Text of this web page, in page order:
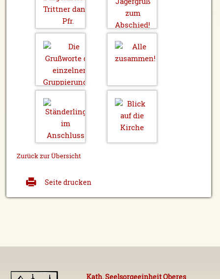
Zurück zur Übersicht
Seite drucken
Kath. Seelsorgeeinheit Oberes